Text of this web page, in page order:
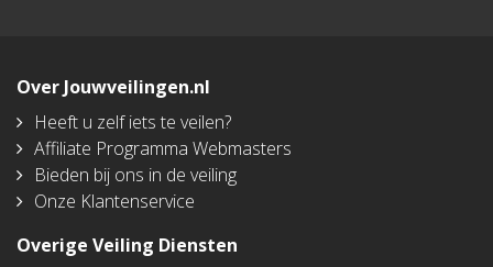
Over Jouwveilingen.nl
Heeft u zelf iets te veilen?
Affiliate Programma Webmasters
Bieden bij ons in de veiling
Onze Klantenservice
Overige Veiling Diensten